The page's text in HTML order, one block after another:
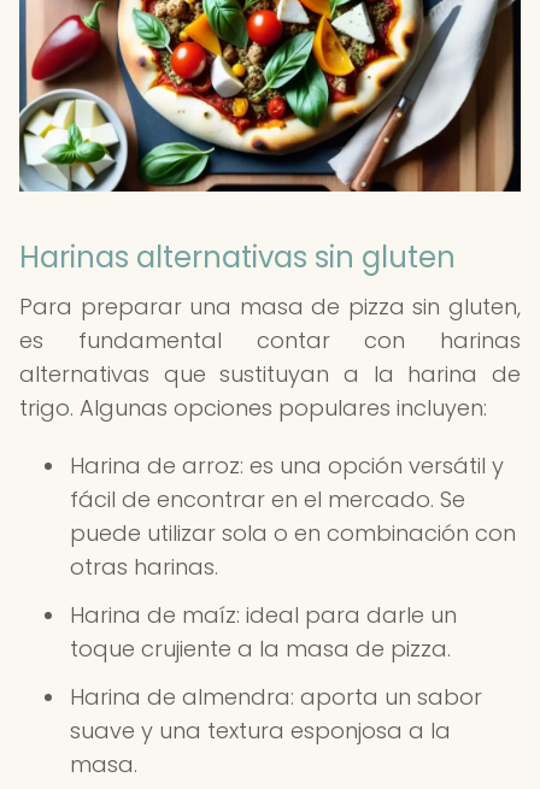
Harinas alternativas sin gluten
Para preparar una masa de pizza sin gluten,
es fundamental contar con harinas
alternativas que sustituyan a la harina de
trigo. Algunas opciones populares incluyen:
Harina de arroz: es una opción versátil y
fácil de encontrar en el mercado. Se
puede utilizar sola o en combinación con
otras harinas.
Harina de maíz: ideal para darle un
toque crujiente a la masa de pizza.
Harina de almendra: aporta un sabor
suave y una textura esponjosa a la
masa.